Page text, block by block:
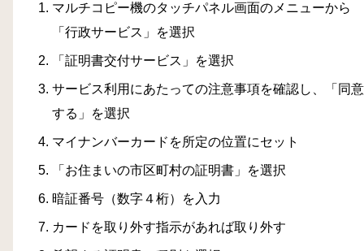
マルチコピー機のタッチパネル画面のメニューから
「行政サービス」を選択
「証明書交付サービス」を選択
サービス利用にあたっての注意事項を確認し、「同意
する」を選択
マイナンバーカードを所定の位置にセット
「お住まいの市区町村の証明書」を選択
暗証番号（数字４桁）を入力
カードを取り外す指示があれば取り外す